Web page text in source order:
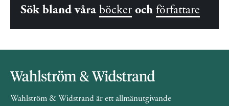
Sök bland våra böcker och författare
Wahlström & Widstrand är ett allmänutgivande